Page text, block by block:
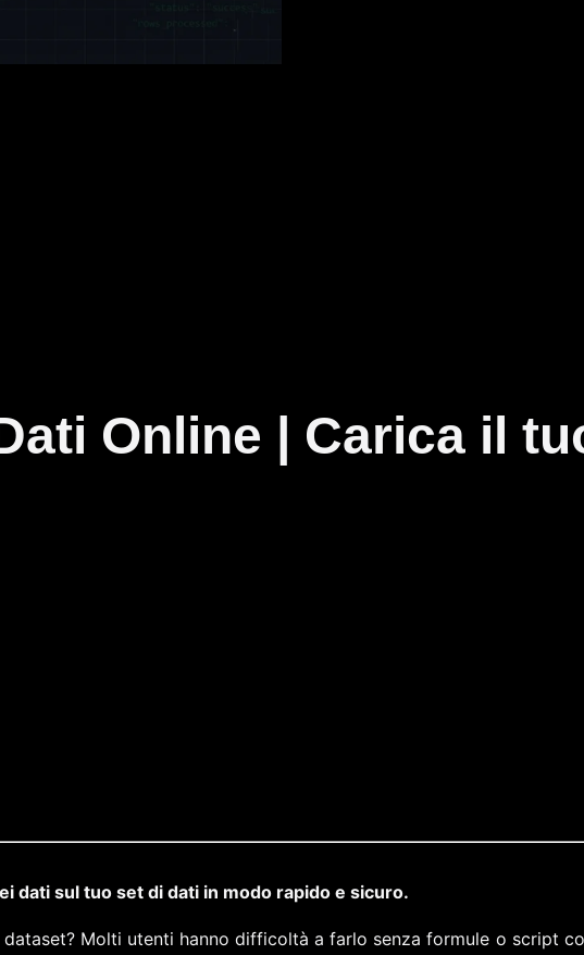
Online | Carica il
dati sul tuo set di dati in modo rapido e sicuro.
Molti utenti hanno difficoltà a farlo senza formule o script